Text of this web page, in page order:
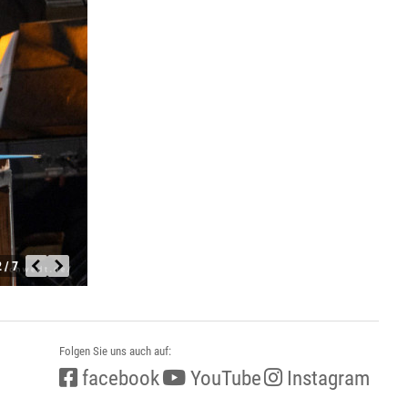
/ 7
Folgen Sie uns auch auf:
facebook YouTube Instagram